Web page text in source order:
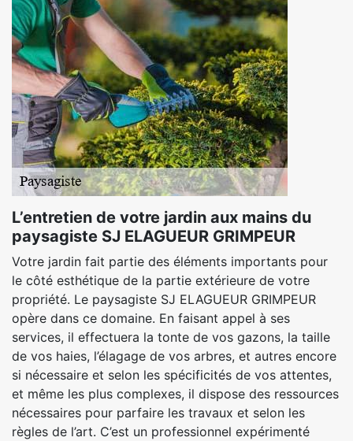
L’entretien de votre jardin aux mains du
paysagiste SJ ELAGUEUR GRIMPEUR
Votre jardin fait partie des éléments importants pour
le côté esthétique de la partie extérieure de votre
propriété. Le paysagiste SJ ELAGUEUR GRIMPEUR
opère dans ce domaine. En faisant appel à ses
services, il effectuera la tonte de vos gazons, la taille
de vos haies, l’élagage de vos arbres, et autres encore
si nécessaire et selon les spécificités de vos attentes,
et même les plus complexes, il dispose des ressources
nécessaires pour parfaire les travaux et selon les
règles de l’art. C’est un professionnel expérimenté